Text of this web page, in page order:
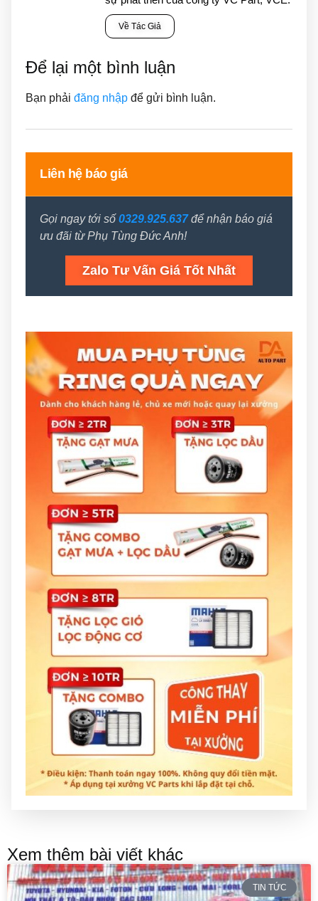
Về Tác Giả
Để lại một bình luận
Bạn phải đăng nhập để gửi bình luận.
Liên hệ báo giá
Gọi ngay tới số 0329.925.637để nhận báo giá
ưu đãi từ Phụ Tùng Đức Anh!
Zalo Tư Vấn Giá Tốt Nhất
Xem thêm bài viết khác
TIN TỨC